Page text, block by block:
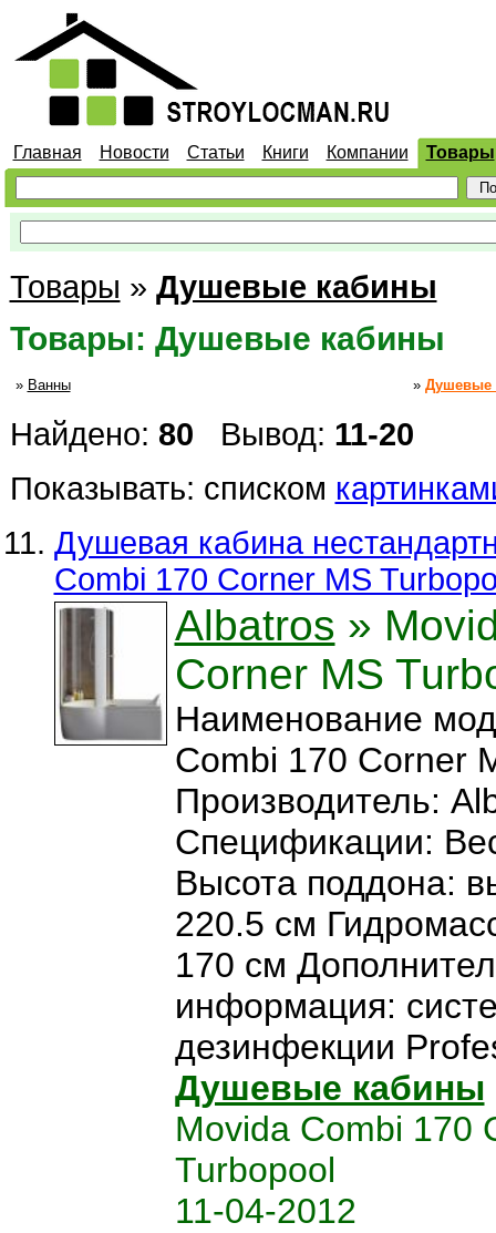
Главная Новости Статьи Книги Компании Товары
Товары » Душевые кабины
Товары: Душевые кабины
» Ванны » Душевые
Найдено: 80 Вывод: 11-20
Показывать: списком
Душевая кабина
Combi 170 Corner MS
Albatros »
Corner MS
Наименование
Combi 170 Corner
Производитель:
Спецификации:
Высота поддона:
220.5 см
170 см
информация:
дезинфекции
Душевые кабины
Movida Combi 170
Turbopool
11-04-2012